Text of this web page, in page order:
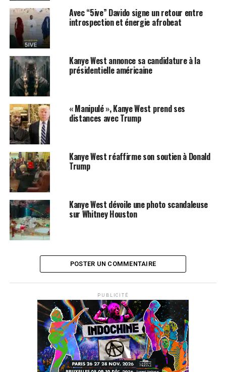
vraiment génial d’accorder du temps à des personnes
dont tout le monde se fou d’habitude.
SUJETS ASSOCIÉS:
Avec “5ive” Davido signe un retour entre
introspection et énergie afrobeat
Kanye West annonce sa candidature à la
présidentielle américaine
« Manipulé », Kanye West prend ses
distances avec Trump
Kanye West réaffirme son soutien à Donald
Trump
Kanye West dévoile une photo scandaleuse
sur Whitney Houston
POSTER UN COMMENTAIRE
PUBLICITÉ